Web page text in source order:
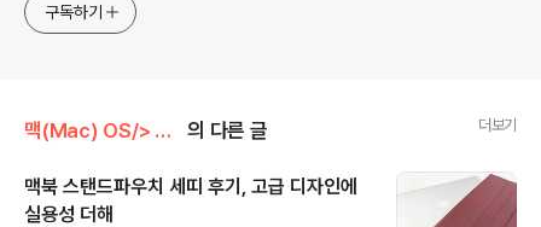
구독하기
맥(Mac) OS/> Mac 관련 제품 의 다른 글 더보기
맥북 스탠드파우치 세띠 후기, 고급 디자인에
실용성 더해